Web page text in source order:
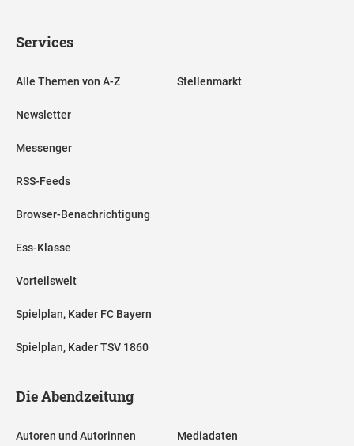
Services
Alle Themen von A-Z
Newsletter
Messenger
RSS-Feeds
Browser-Benachrichtigung
Ess-Klasse
Vorteilswelt
Spielplan, Kader FC Bayern
Spielplan, Kader TSV 1860
Stellenmarkt
Die Abendzeitung
Autoren und Autorinnen Mediadaten